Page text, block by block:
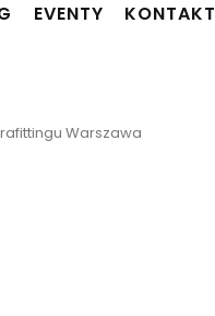
EVENTY KONTAKT
Warszawa